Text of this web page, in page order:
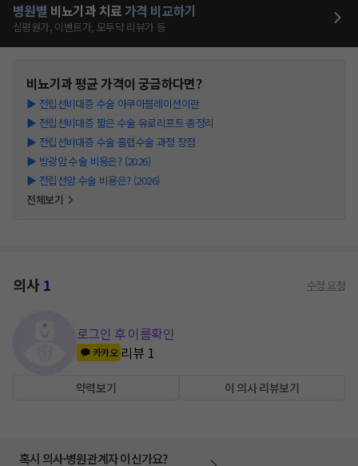
병원별 비뇨기과 치료가격 비교하기
심평원가, 이벤트가, 모두닥 리뷰가 등
비뇨기과평균 가격이 궁금하다면?
▶ 전립선비대증 수술 아쿠아블레이션이란
▶ 전립선비대증 짧은 수술 유로리프트 총정리
▶ 전립선비대증 수술 홀렙수술 과정 장점
▶ 방광암 수술 비용은? (2026)
▶ 전립선암 수술 비용은? (2026)
전체보기
의사1 수정 요청
로그인 후 이름확인
카카오 리뷰 1
약력보기 이 의사 리뷰보기
혹시 의사·병원관계자 이신가요?